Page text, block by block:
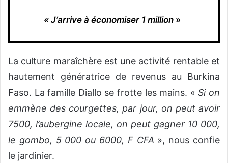
« J’arrive à économiser 1 million »
La culture maraîchère est une activité rentable et
hautement génératrice de revenus au Burkina
Faso. La famille Diallo se frotte les mains. «Si on
emmène des courgettes, par jour, on peut avoir
7500, l’aubergine locale, on peut gagner 10 000,
le gombo, 5 000 ou 6000, F CFA », nous confie
le jardinier.